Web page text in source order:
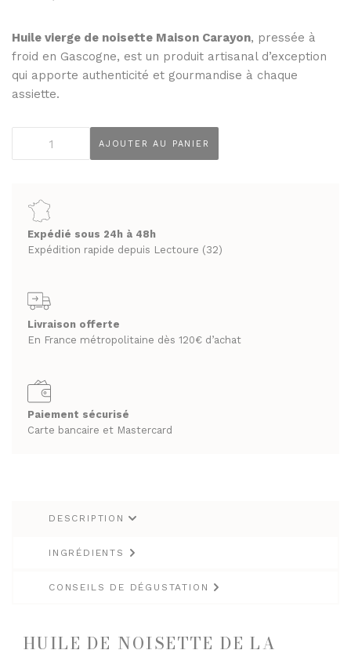
MIELS
PRUNEAUX
THÉS ET INFUSIONS
PANIERS GOURMANDS
PLUS DE 50€
FROMAGERIE
LA CAVE
APÉRITIFS
SPIRITUEUX & CHAMPAGNES
ARMAGNACS
CHAMPAGNES
LES VINS
VINS BLANCS MOELLEUX
PANIERS GOURMANDS
MOINS DE 20€
ENTRE 20€ ET 50€
LA CAVE
APÉRITIFS
SPIRITUEUX & CHAMPAGNES
CHAMPAGNES
WHISKY
LES VINS
VINS ROSÉS
LES BIÈRES ET CIDRES
Huile vierge de noisette Maison Carayon, pressée à
froid en Gascogne, est un produit artisanal d’exception
qui apporte authenticité et gourmandise à chaque
assiette.
Noisettes
Maison
Carayon
AJOUTER AU PANIER
Expédié sous 24h à 48h
Expédition rapide depuis Lectoure (32)
Livraison offerte
En France métropolitaine dès 120€ d’achat
Paiement sécurisé
Carte bancaire et Mastercard
DESCRIPTION
INGRÉDIENTS
CONSEILS DE DÉGUSTATION
HUILE DE NOISETTE DE LA